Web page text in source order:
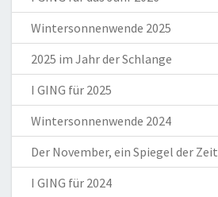
Wintersonnenwende 2025
2025 im Jahr der Schlange
I GING für 2025
Wintersonnenwende 2024
Der November, ein Spiegel der Zeit
I GING für 2024